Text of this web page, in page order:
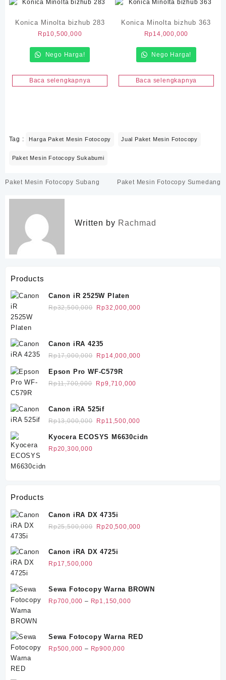
Konica Minolta bizhub 283
Rp10,500,000
Nego Harga!
Baca selengkapnya
Konica Minolta bizhub 363
Rp14,000,000
Nego Harga!
Baca selengkapnya
Tag : Harga Paket Mesin Fotocopy Jual Paket Mesin Fotocopy
Paket Mesin Fotocopy Sukabumi
Navigasi
Paket Mesin Fotocopy Subang Paket Mesin Fotocopy Sumedang
Written by Rachmad
Products
Canon iR 2525W Platen
Rp32,500,000 Harga
Rp32,000,000
Canon iRA 4235
Rp17,000,000 Harga
adalah:
Rp17,000,000.
Rp14,000,000
Epson Pro WF-C579R
Rp11,700,000 Harga
Rp9,710,000
Canon iRA 525if
Rp13,000,000 Harga
adalah:
Rp11,500,000
ini
Kyocera ECOSYS M6630cidn
Rp20,300,000
Products
Canon iRA DX 4735i
Rp25,500,000 Harga
adalah:
Rp20,500,000
Canon iRA DX 4725i
Rp17,500,000
Sewa Fotocopy Warna BROWN
Rp700,000 – Rp1,150,000Rentang
hingga
Sewa Fotocopy Warna RED
Rp500,000 – Rp900,000Rentang